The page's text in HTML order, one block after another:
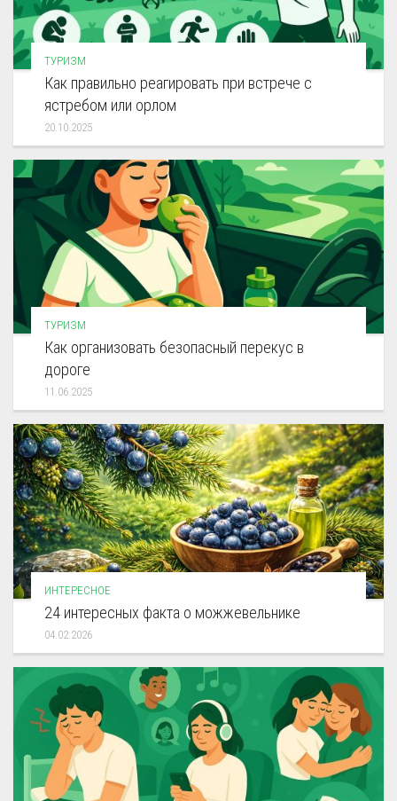
ТУРИЗМ
Как правильно реагировать при встрече с
ястребом или орлом
20.10.2025
ТУРИЗМ
Как организовать безопасный перекус в
дороге
11.06.2025
ИНТЕРЕСНОЕ
24 интересных факта о можжевельнике
04.02.2026